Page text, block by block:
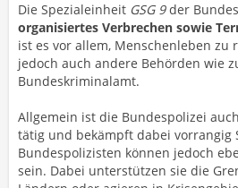
Die Spezialeinheit GSG 9der
organisiertes Verbrechen sowie
ist es vor allem, Menschenleben zu
jedoch auch andere Behörden wie
Bundeskriminalamt.
Allgemein ist die Bundespolizei
tätig und bekämpft dabei vorrangig
Bundespolizisten können jedoch
sein. Dabei unterstützen sie die